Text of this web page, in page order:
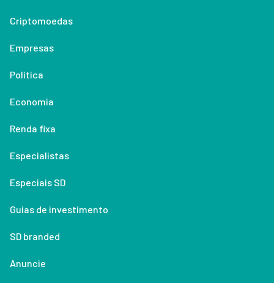
Criptomoedas
Empresas
Política
Economia
Renda fixa
Especialistas
Especiais SD
Guias de investimento
SD branded
Anuncie